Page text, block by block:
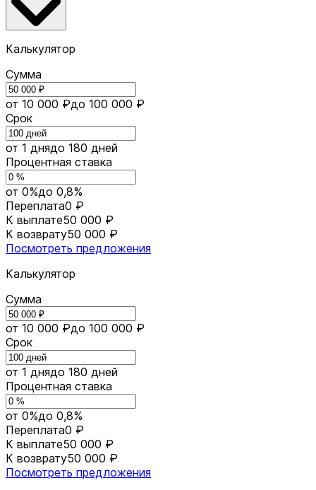
Калькулятор
Сумма
от 10 000 ₽до 100 000 ₽
Срок
от 1 днядо 180 дней
Процентная ставка
от 0%до 0,8%
Переплата0 ₽
К выплате50 000 ₽
К возврату50 000 ₽
Посмотреть предложения
Калькулятор
Сумма
от 10 000 ₽до 100 000 ₽
Срок
от 1 днядо 180 дней
Процентная ставка
от 0%до 0,8%
Переплата0 ₽
К выплате50 000 ₽
К возврату50 000 ₽
Посмотреть предложения